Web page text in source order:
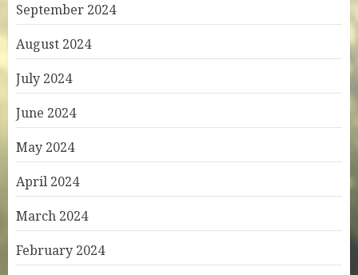
September 2024
August 2024
July 2024
June 2024
May 2024
April 2024
March 2024
February 2024